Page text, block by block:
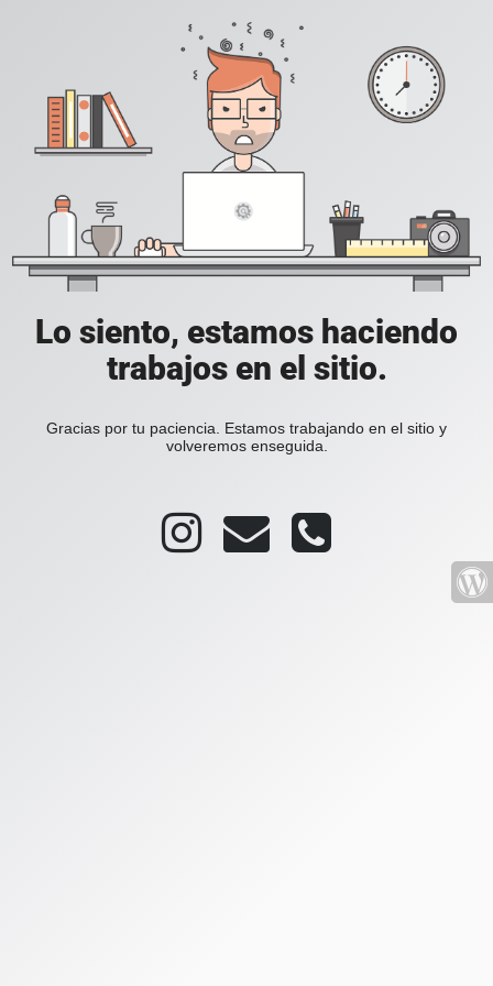
Lo siento, estamos haciendo
trabajos en el sitio.
Gracias por tu paciencia. Estamos trabajando en el sitio y
volveremos enseguida.